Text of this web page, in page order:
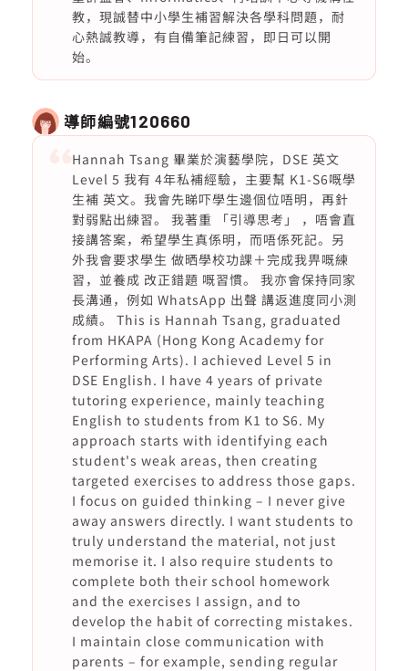
教，現誠替中小學生補習解決各學科問題，耐
心熱誠教導，有自備筆記練習，即日可以開
始。
導師編號120660
Hannah Tsang 畢業於演藝學院，DSE 英文
Level 5 我有 4年私補經驗，主要幫 K1-S6嘅學
生補 英文。我會先睇吓學生邊個位唔明，再針
對弱點出練習。 我著重 「引導思考」 ，唔會直
接講答案，希望學生真係明，而唔係死記。另
外我會要求學生 做晒學校功課＋完成我畀嘅練
習，並養成 改正錯題 嘅習慣。 我亦會保持同家
長溝通，例如 WhatsApp 出聲 講返進度同小測
成績。 This is Hannah Tsang, graduated
from HKAPA (Hong Kong Academy for
Performing Arts). I achieved Level 5 in
DSE English. I have 4 years of private
tutoring experience, mainly teaching
English to students from K1 to S6. My
approach starts with identifying each
student's weak areas, then creating
targeted exercises to address those gaps.
I focus on guided thinking – I never give
away answers directly. I want students to
truly understand the material, not just
memorise it. I also require students to
complete both their school homework
and the exercises I assign, and to
develop the habit of correcting mistakes.
I maintain close communication with
parents – for example, sending regular